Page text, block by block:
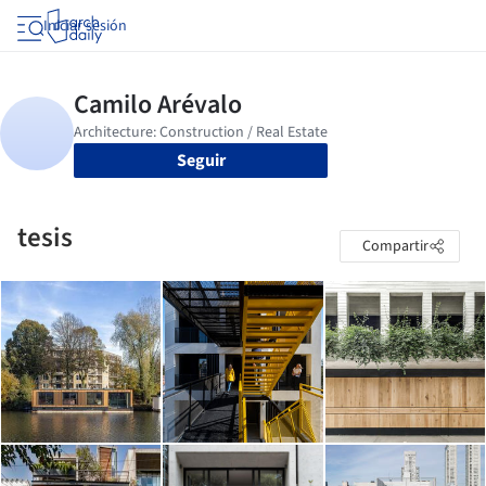
Iniciar sesión
Seguir
tesis Compartir